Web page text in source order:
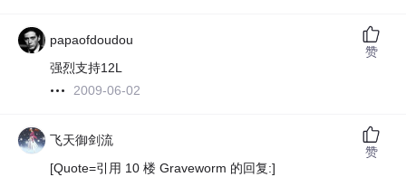
papaofdoudou
强烈支持12L
2009-06-02
赞
飞天御剑流
[Quote=引用 10 楼 Graveworm 的回复:]
赞